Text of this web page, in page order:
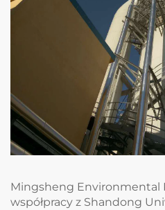
Mingsheng Environmental
współpracy z Shandong